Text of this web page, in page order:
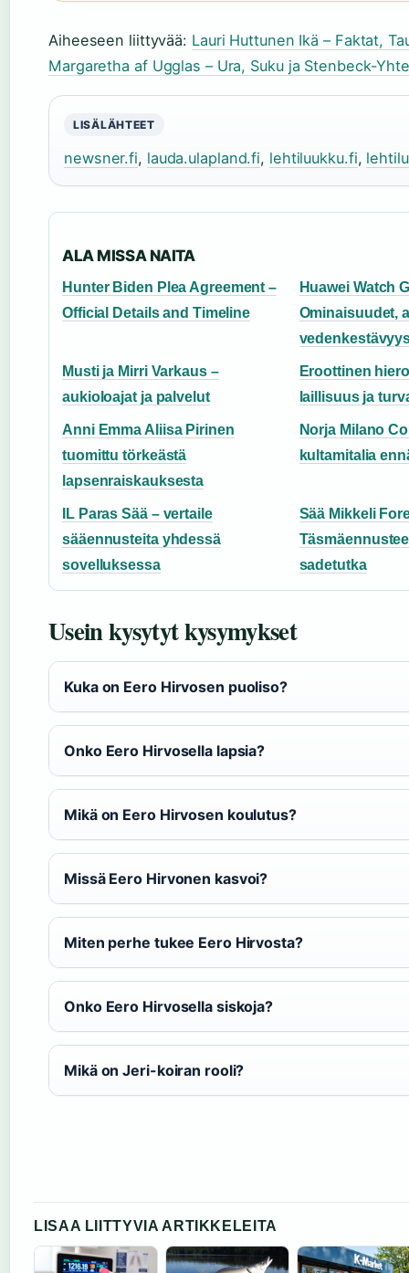
Aiheeseen liittyvää: Lauri Huttunen Ikä – Faktat,
Margaretha af Ugglas – Ura, Suku ja Stenbeck-
LISÄLÄHTEET
newsner.fi, lauda.ulapland.fi, lehtiluukku.fi,
ALA MISSA NAITA
Hunter Biden Plea Agreement –
Official Details and Timeline
Huawei Watch
Ominaisuudet,
Musti ja Mirri Varkaus –
aukioloajat ja palvelut
Eroottinen
laillisuus ja
Anni Emma Aliisa Pirinen
tuomittu törkeästä
lapsenraiskauksesta
Norja Milano
kultamitalia
IL Paras Sää – vertaile
sääennusteita yhdessä
sovelluksessa
Sää Mikkeli
sadetutka
Usein kysytyt kysymykset
Kuka on Eero Hirvosen puoliso?
Onko Eero Hirvosella lapsia?
Mikä on Eero Hirvosen koulutus?
Missä Eero Hirvonen kasvoi?
Miten perhe tukee Eero Hirvosta?
Onko Eero Hirvosella siskoja?
Mikä on Jeri-koiran rooli?
LISAA LIITTYVIA ARTIKKELEITA